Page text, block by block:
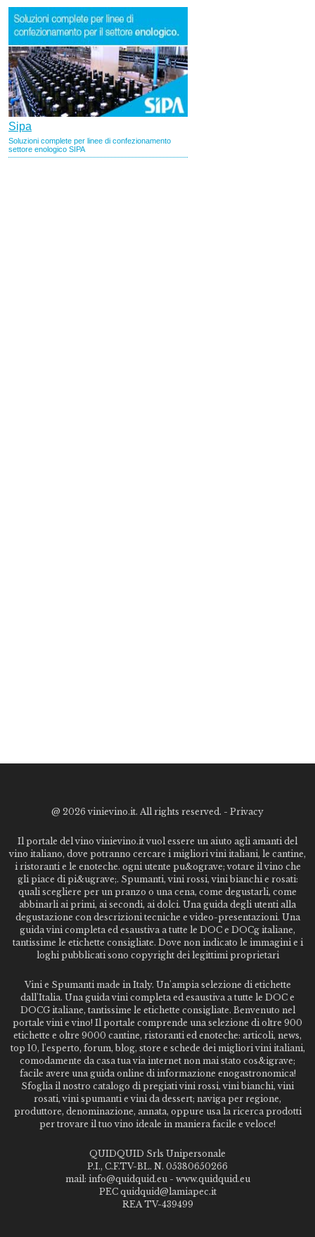
@ 2026 vinievino.it. All rights reserved. - Privacy
Il portale del vino vinievino.it vuol essere un aiuto agli amanti del
vino italiano, dove potranno cercare i migliori vini italiani, le cantine,
i ristoranti e le enoteche. ogni utente pu&ograve; votare il vino che
gli piace di pi&ugrave;. Spumanti, vini rossi, vini bianchi e rosati:
quali scegliere per un pranzo o una cena, come degustarli, come
abbinarli ai primi, ai secondi, ai dolci. Una guida degli utenti alla
degustazione con descrizioni tecniche e video-presentazioni. Una
guida vini completa ed esaustiva a tutte le DOC e DOCg italiane,
tantissime le etichette consigliate. Dove non indicato le immagini e i
loghi pubblicati sono copyright dei legittimi proprietari
Vini e Spumanti made in Italy. Un'ampia selezione di etichette
dall'Italia. Una guida vini completa ed esaustiva a tutte le DOC e
DOCG italiane, tantissime le etichette consigliate. Benvenuto nel
portale vini e vino! Il portale comprende una selezione di oltre 900
etichette e oltre 9000 cantine, ristoranti ed enoteche: articoli, news,
top 10, l'esperto, forum, blog, store e schede dei migliori vini italiani,
comodamente da casa tua via internet non mai stato cos&igrave;
facile avere una guida online di informazione enogastronomica!
Sfoglia il nostro catalogo di pregiati vini rossi, vini bianchi, vini
rosati, vini spumanti e vini da dessert; naviga per regione,
produttore, denominazione, annata, oppure usa la ricerca prodotti
per trovare il tuo vino ideale in maniera facile e veloce!
QUIDQUID Srls Unipersonale
P.I., C.F.TV-BL. N. 05380650266
mail: info@quidquid.eu - www.quidquid.eu
PEC quidquid@lamiapec.it
REA TV-439499